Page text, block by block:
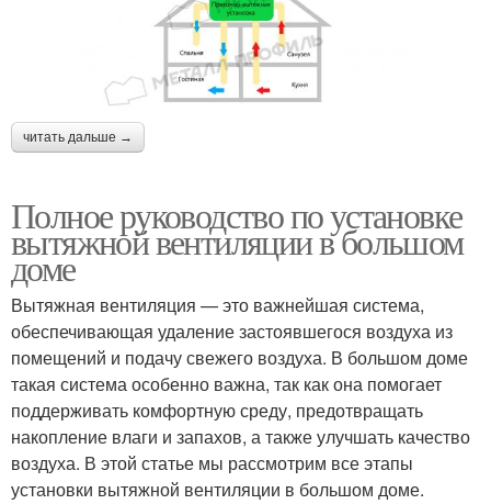
читать дальше →
Полное руководство по установке
вытяжной вентиляции в большом
доме
Вытяжная вентиляция — это важнейшая система,
обеспечивающая удаление застоявшегося воздуха из
помещений и подачу свежего воздуха. В большом доме
такая система особенно важна, так как она помогает
поддерживать комфортную среду, предотвращать
накопление влаги и запахов, а также улучшать качество
воздуха. В этой статье мы рассмотрим все этапы
установки вытяжной вентиляции в большом доме.